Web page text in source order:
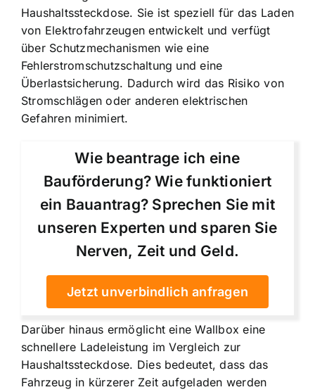
Haushaltssteckdose. Sie ist speziell für das Laden
von Elektrofahrzeugen entwickelt und verfügt
über Schutzmechanismen wie eine
Fehlerstromschutzschaltung und eine
Überlastsicherung. Dadurch wird das Risiko von
Stromschlägen oder anderen elektrischen
Gefahren minimiert.
Wie beantrage ich eine
Bauförderung? Wie funktioniert
ein Bauantrag? Sprechen Sie mit
unseren Experten und sparen Sie
Nerven, Zeit und Geld.
Jetzt unverbindlich anfragen
Darüber hinaus ermöglicht eine Wallbox eine
schnellere Ladeleistung im Vergleich zur
Haushaltssteckdose. Dies bedeutet, dass das
Fahrzeug in kürzerer Zeit aufgeladen werden